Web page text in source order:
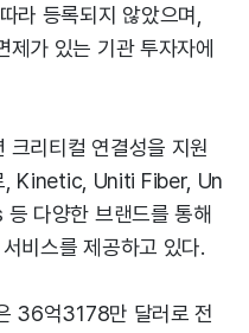
라 등록되지 않았으며,
가 있는 기관 투자자에
크리티컬 연결성을 지원
, Kinetic, Uniti Fiber, Un
다양한 브랜드를 통해
비스를 제공하고 있다.
36억3178만 달러로 전